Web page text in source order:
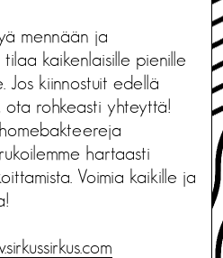
mennään ja
kaikenlaisille pienille
Jos kiinnostuit edellä
ota rohkeasti yhteyttä!
hartaasti
Voimia kaikille ja